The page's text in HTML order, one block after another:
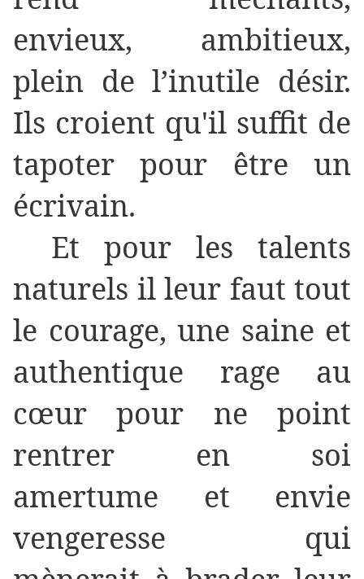
envieux, ambitieux,
plein de l’inutile désir.
Ils croient qu'il suffit de
tapoter pour être un
écrivain.
Et pour les talents
naturels il leur faut tout
le courage, une saine et
authentique rage au
cœur pour ne point
rentrer en soi
amertume et envie
vengeresse qui